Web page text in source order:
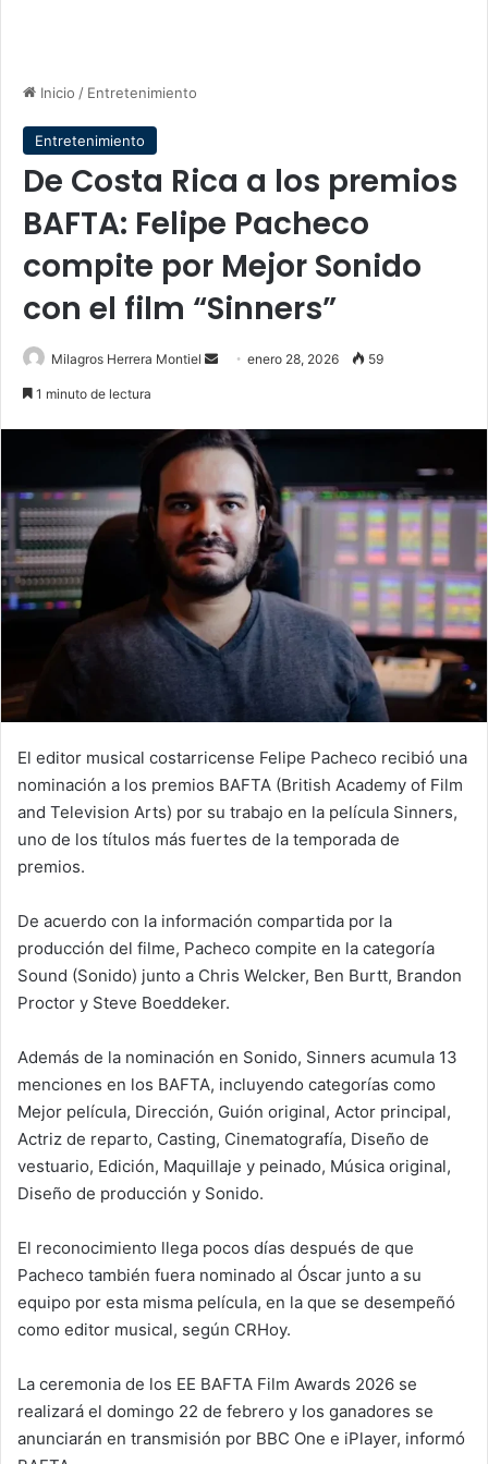
Inicio / Entretenimiento
Entretenimiento
De Costa Rica a los premios
BAFTA: Felipe Pacheco
compite por Mejor Sonido
con el film “Sinners”
Milagros Herrera Montiel
Sendenero 28, 2026 59
1 minuto de lectura
El editor musical costarricense Felipe Pacheco recibió una
nominación a los premios BAFTA (British Academy of Film
and Television Arts) por su trabajo en la película Sinners,
uno de los títulos más fuertes de la temporada de
premios.
De acuerdo con la información compartida por la
producción del filme, Pacheco compite en la categoría
Sound (Sonido) junto a Chris Welcker, Ben Burtt, Brandon
Proctor y Steve Boeddeker.
Además de la nominación en Sonido, Sinners acumula 13
menciones en los BAFTA, incluyendo categorías como
Mejor película, Dirección, Guión original, Actor principal,
Actriz de reparto, Casting, Cinematografía, Diseño de
vestuario, Edición, Maquillaje y peinado, Música original,
Diseño de producción y Sonido.
El reconocimiento llega pocos días después de que
Pacheco también fuera nominado al Óscar junto a su
equipo por esta misma película, en la que se desempeñó
como editor musical, según CRHoy.
La ceremonia de los EE BAFTA Film Awards 2026 se
realizará el domingo 22 de febrero y los ganadores se
anunciarán en transmisión por BBC One e iPlayer, informó